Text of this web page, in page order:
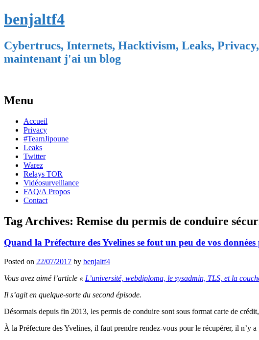
benjaltf4
Cybertrucs, Internets, Hacktivism, Leaks,
maintenant j'ai un blog
Menu
Skip
content
Accueil
Privacy
#TeamJipoune
Leaks
Twitter
Warez
Relays TOR
Vidéosurveillance
FAQ/A Propos
Contact
Tag Archives: Remise du permis de conduire
Quand la Préfecture des Yvelines se fout un peu de vos données
Posted on 22/07/2017 by benjaltf4
Vous avez aimé l’article « L’université, webdiploma, le sysadmin, TLS, et la
Il s’agit en quelque-sorte du second épisode.
Désormais depuis fin 2013, les permis de conduire sont sous format carte de
À la Préfecture des Yvelines, il faut prendre rendez-vous pour le récupérer, il n’y a